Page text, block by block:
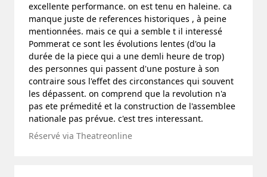
excellente performance. on est tenu en haleine. ca
manque juste de references historiques , à peine
mentionnées. mais ce qui a semble t il interessé
Pommerat ce sont les évolutions lentes (d'ou la
durée de la piece qui a une demli heure de trop)
des personnes qui passent d'une posture à son
contraire sous l'effet des circonstances qui souvent
les dépassent. on comprend que la revolution n'a
pas ete prémedité et la construction de l'assemblee
nationale pas prévue. c'est tres interessant.
Réservé via Theatreonline